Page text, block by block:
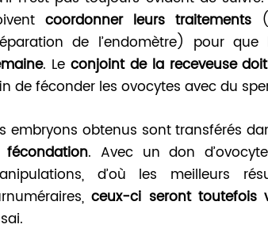
coordonner leurs traitements
de l’endomètre) pour
. Le conjoint de la receveuse
de féconder les ovocytes avec du
embryons obtenus sont transférés
. Avec un don
d’où les meilleurs
ceux-ci seront toutefois